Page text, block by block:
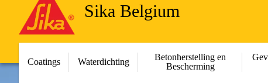
Sika Belgium
Coatings Waterdichting
Betonherstelling en
Bescherming